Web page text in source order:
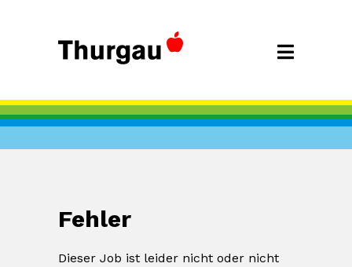
Fehler
Dieser Job ist leider nicht oder nicht